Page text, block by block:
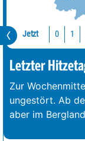
Jetzt 0 1
Letzter
Zur
ungestört. Ab
aber im